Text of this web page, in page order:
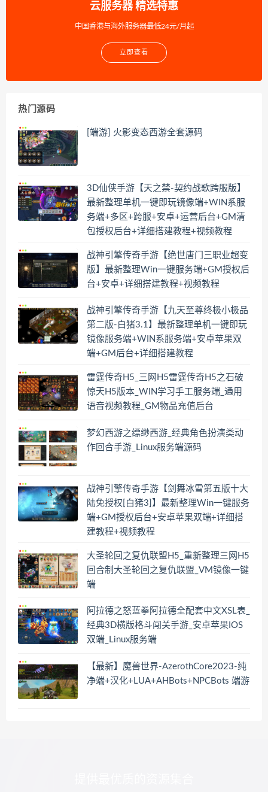
云服务器 精选特惠
中国香港与海外服务器最低24元/月起
立即查看
热门源码
[端游] 火影变态西游全套源码
3D仙侠手游【天之禁-契约战歌跨服版】
最新整理单机一键即玩镜像端+WIN系服
务端+多区+跨服+安卓+运营后台+GM清
包授权后台+详细搭建教程+视频教程
战神引擎传奇手游【绝世唐门三职业超变
版】最新整理Win一键服务端+GM授权后
台+安卓+详细搭建教程+视频教程
战神引擎传奇手游【九天至尊终极小极品
第二版-白猪3.1】最新整理单机一键即玩
镜像服务端+WIN系服务端+安卓苹果双
端+GM后台+详细搭建教程
雷霆传奇H5_三网H5雷霆传奇H5之石破
惊天H5版本_WIN学习手工服务端_通用
语音视频教程_GM物品充值后台
梦幻西游之缥缈西游_经典角色扮演类动
作回合手游_Linux服务端源码
战神引擎传奇手游【剑舞冰雪第五版十大
陆免授权[白猪3]】最新整理Win一键服务
端+GM授权后台+安卓苹果双端+详细搭
建教程+视频教程
大圣轮回之复仇联盟H5_重新整理三网H5
回合制大圣轮回之复仇联盟_VM镜像一键
端
阿拉德之怒蓝拳阿拉德全配套中文XSL表_
经典3D横版格斗闯关手游_安卓苹果IOS
双端_Linux服务端
【最新】魔兽世界-AzerothCore2023-纯
净端+汉化+LUA+AHBots+NPCBots 端游